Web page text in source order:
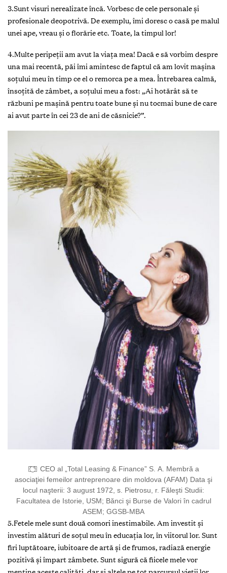
3.Sunt visuri nerealizate încă. Vorbesc de cele personale şi
profesionale deopotrivă. De exemplu, îmi doresc o casă pe malul
unei ape, vreau şi o florărie etc. Toate, la timpul lor!
4.Multe peripeţii am avut la viaţa mea! Dacă e să vorbim despre
una mai recentă, păi îmi amintesc de faptul că am lovit maşina
soţului meu în timp ce el o remorca pe a mea. Întrebarea calmă,
însoțită de zâmbet, a soțului meu a fost: „Ai hotărât să te
răzbuni pe mașină pentru toate bune și nu tocmai bune de care
ai avut parte în cei 23 de ani de căsnicie?”.
CEO al „Total Leasing & Finance” S. A. Membră a
asociaţiei femeilor antreprenoare din moldova (AFAM) Data şi
locul naşterii: 3 august 1972, s. Pietrosu, r. Făleşti Studii:
Facultatea de Istorie, USM; Bănci şi Burse de Valori în cadrul
ASEM; GGSB-MBA
5.Fetele mele sunt două comori inestimabile. Am investit şi
investim alături de soţul meu în educaţia lor, în viitorul lor. Sunt
firi luptătoare, iubitoare de artă şi de frumos, radiază energie
pozitivă şi împart zâmbete. Sunt sigură că fiicele mele vor